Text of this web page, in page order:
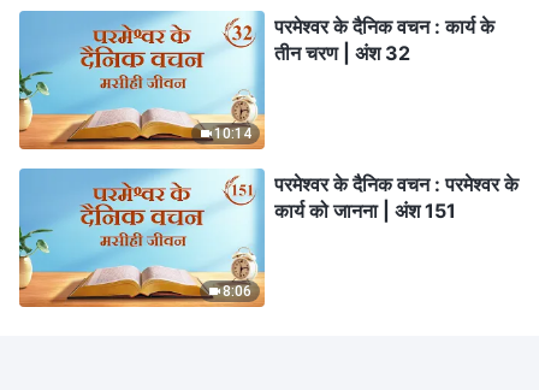
10:14
परमेश्वर के दैनिक वचन : कार्य के
तीन चरण | अंश 32
8:06
परमेश्वर के दैनिक वचन : परमेश्वर के
कार्य को जानना | अंश 151